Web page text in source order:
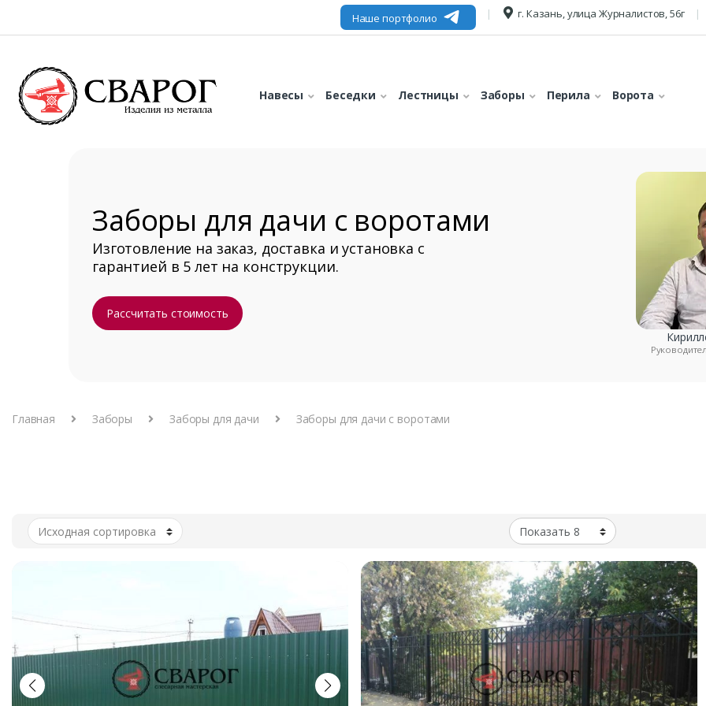
Наше портфолио г. Казань, улица Журналистов, 56г
Навесы Беседки Лестницы Заборы Перила Ворота
Заборы для дачи с воротами
Изготовление на заказ, доставка и установка с
гарантией в 5 лет на конструкции.
Рассчитать стоимость
Главная Заборы Заборы для дачи Заборы для дачи с воротами